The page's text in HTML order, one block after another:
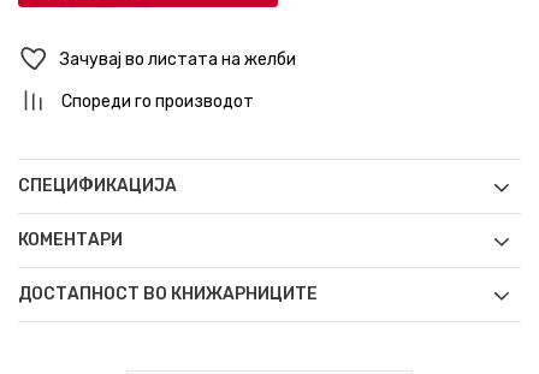
Зачувај во листата на желби
Спореди го производот
СПЕЦИФИКАЦИЈА
КОМЕНТАРИ
ДОСТАПНОСТ ВО КНИЖАРНИЦИТЕ